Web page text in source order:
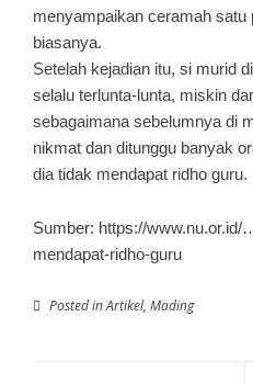
menyampaikan ceramah satu
biasanya.
Setelah kejadian itu, si murid
selalu terlunta-lunta, miskin
sebagaimana sebelumnya di
nikmat dan ditunggu banyak
dia tidak mendapat ridho guru.
Sumber: https://
mendapat-ridho-guru
Posted inArtikel, Mading